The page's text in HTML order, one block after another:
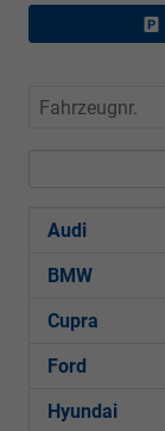
Fahrzeugnr.
Audi
BMW
Cupra
Ford
Hyundai